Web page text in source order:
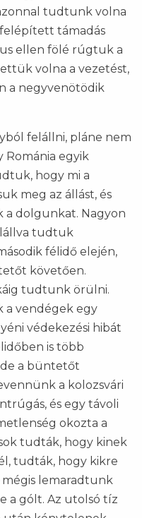
tudtunk volna
támadás
ellen fölé rúgtuk a
volna a vezetést,
a negyvenötödik
felállni, pláne nem
Románia egyik
hogy mi a
meg az állást, és
dolgunkat. Nagyon
tudtuk
félidő elején,
követően.
tudtunk örülni.
vendégek egy
védekezési hibát
is több
a büntetőt
a kolozsvári
és egy távoli
okozta a
tudták, hogy kinek
tudták, hogy kikre
lemaradtunk
a gólt. Az utolsó tíz